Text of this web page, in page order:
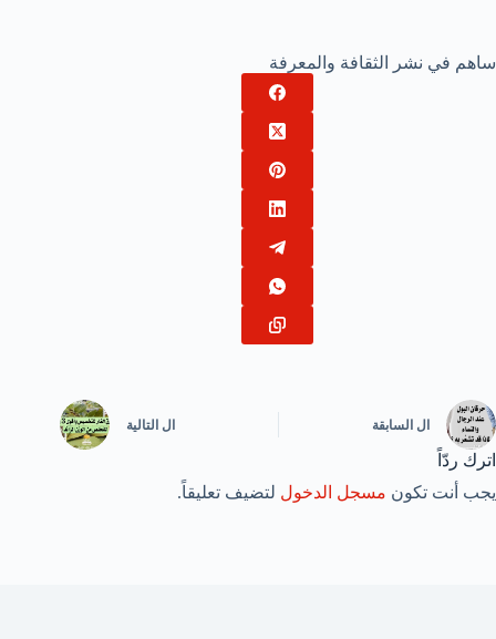
ساهم في نشر الثقافة والمعرفة
ال السابقة ال التالية
اترك ردّاً
يجب أنت تكون مسجل الدخول لتضيف تعليقاً.